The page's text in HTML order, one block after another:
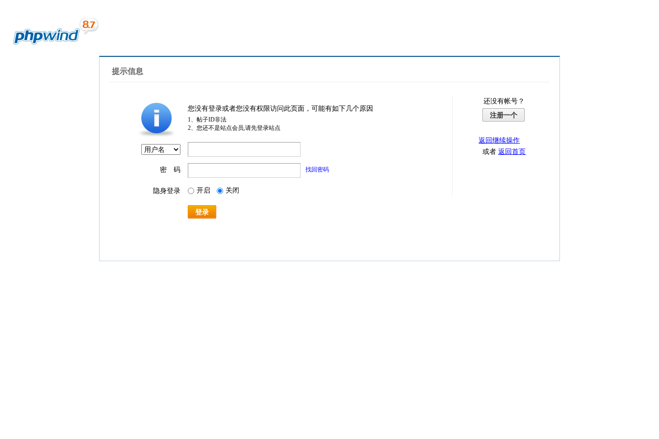
提示信息
您没有登录或者您没有权限访问此页面，可能有如下几个原因
1、帖子ID非法
2、您还不是站点会员,请先登录站点
密 码 找回密码
隐身登录 开启 关闭
登录
还没有帐号？
注册一个
返回继续操作
或者返回首页